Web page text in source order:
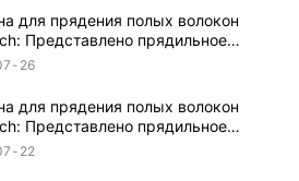
для прядения полых волокон
Представлено прядильное
NIPS (18)
26
для прядения полых волокон
Представлено прядильное
NIPS (17)
22